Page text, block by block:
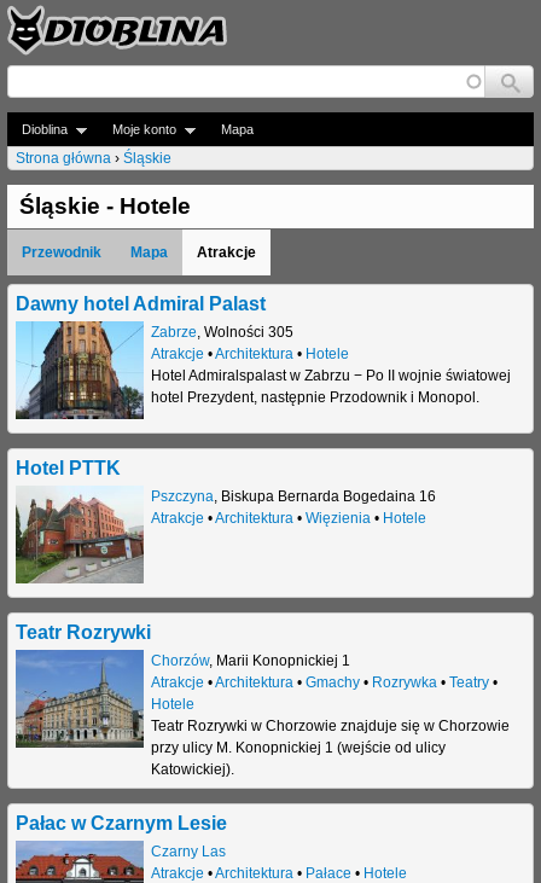
Jump to navigation
Dioblina Moje konto Mapa
J
e
s
t
ś
t
u
a
Strona główna › Śląskie
Śląskie - Hotele
Przewodnik Mapa Atrakcje
Dawny hotel Admiral Palast
Zabrze Wolności 305
Atrakcje •Architektura • Hotele
Hotel Admiralspalast w Zabrzu − Po II wojnie światowej
hotel Prezydent, następnie Przodownik i Monopol.
Hotel PTTK
Pszczyna Biskupa Bernarda Bogedaina 16
Atrakcje •Architektura • Więzienia • Hotele
Teatr Rozrywki
Chorzów, Marii Konopnickiej 1
Atrakcje •Architektura • Gmachy• Rozrywka • Teatry•
Hotele
Teatr Rozrywki w Chorzowie znajduje się w Chorzowie
przy ulicy M. Konopnickiej 1 (wejście od ulicy
Katowickiej).
Pałac w Czarnym Lesie
Czarny Las
Atrakcje •Architektura • Pałace • Hotele